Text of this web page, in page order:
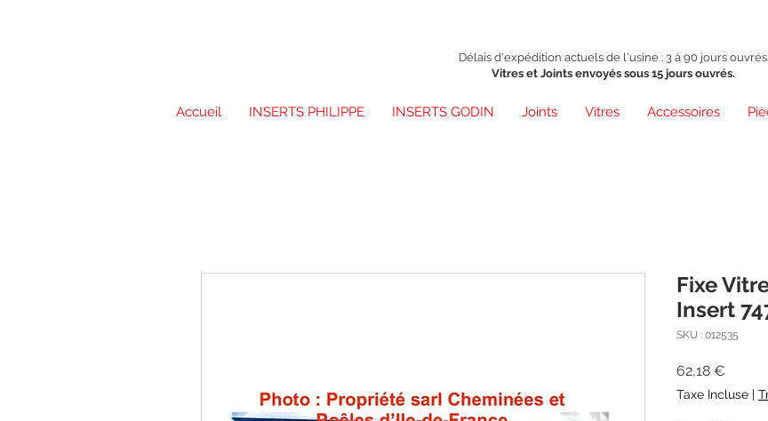
Délais d'expédition actuels de l'usine : 3 à 90 jours ouvrés.
Vitres et Joints envoyés sous 15 jours ouvrés.
Accueil INSERTS PHILIPPE INSERTS GODIN Joints Vitres Accessoires
Fixe
Insert
SKU : 012535
62,18 €
Taxe Incluse |